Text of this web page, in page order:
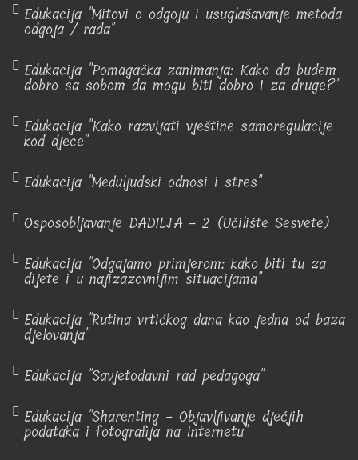
Edukacija "Mitovi o odgoju i usuglašavanje metoda
odgoja / rada"
Edukacija "Pomagačka zanimanja: Kako da budem
dobro sa sobom da mogu biti dobro i za druge?"
Edukacija "Kako razvijati vještine samoregulacije
kod djece"
Edukacija "Međuljudski odnosi i stres"
Osposobljavanje DADILJA - 2 (Učilište Sesvete)
Edukacija "Odgajamo primjerom: kako biti tu za
dijete i u najizazovnijim situacijama"
Edukacija "Rutina vrtićkog dana kao jedna od baza
djelovanja"
Edukacija "Savjetodavni rad pedagoga"
Edukacija "Sharenting - Objavljivanje dječjih
podataka i fotografija na internetu"